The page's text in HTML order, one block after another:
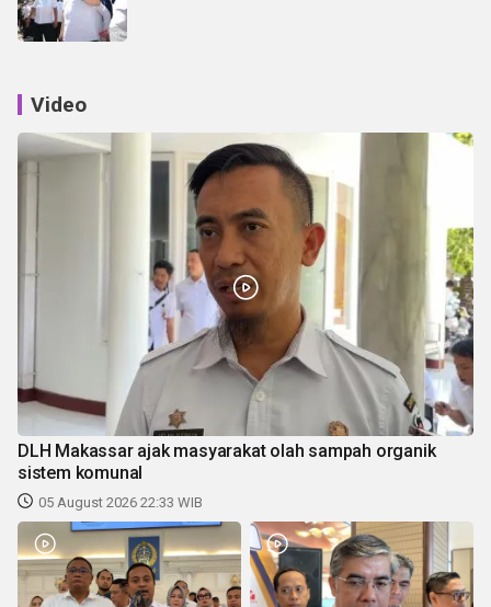
Video
DLH Makassar ajak masyarakat olah sampah organik
sistem komunal
05 August 2026 22:33 WIB